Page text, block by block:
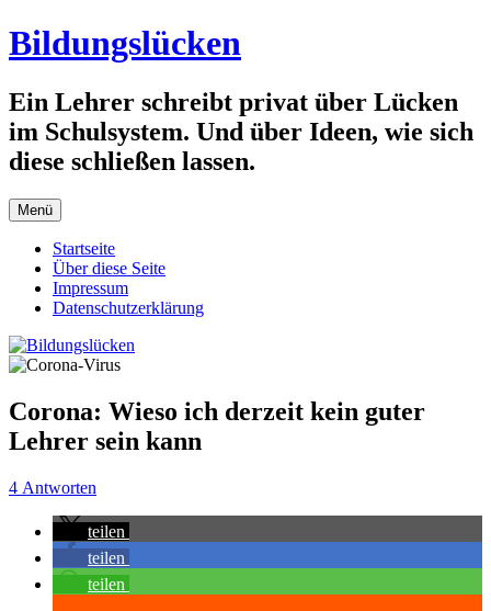
Zum
Inhalt
Bildungslücken
Ein Lehrer schreibt privat über Lücken
im Schulsystem. Und über Ideen, wie sich
diese schließen lassen.
Menü
Startseite
Über diese Seite
Impressum
Datenschutzerklärung
Corona: Wieso ich derzeit kein guter
Lehrer sein kann
4 Antworten
teilen
teilen
teilen